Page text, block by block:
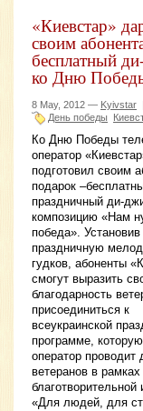
«Киевстар»
своим
бесплатный
ко Дню
8 May, 2012 — Kyivstar
День победы
Ко Дню Победы
оператор
подготовил своим
подарок
праздничный ди-
композицию «Нам
победа». Установив
праздничную
гудков, абоненты
смогут выразить
благодарность
присоединиться к
всеукраинской
программе,
оператор проводит
ветеранов в рамках
благотворительной
«Для людей, для